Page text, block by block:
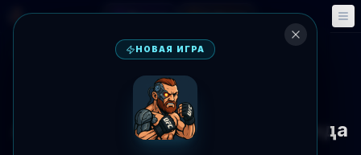
🎮 Фэнтези 📅 События
Медиа
Анализ: способность Стрикленда
НОВАЯ ИГРА